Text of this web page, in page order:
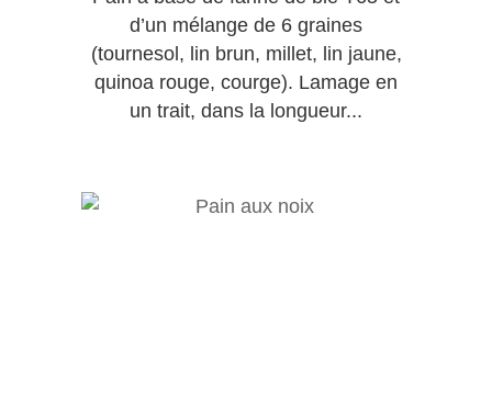
d’un mélange de 6 graines
(tournesol, lin brun, millet, lin jaune,
quinoa rouge, courge). Lamage en
un trait, dans la longueur...